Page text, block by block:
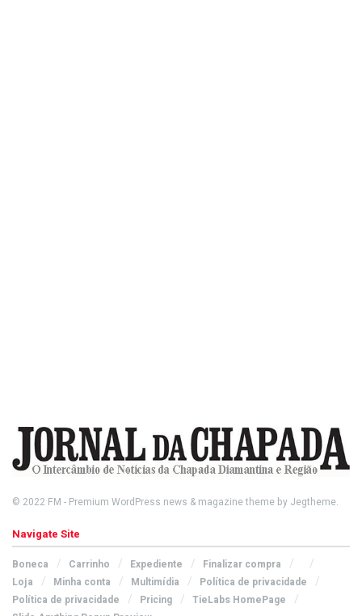
© 2022 FM - Premium WordPress news & magazine theme by Jegtheme.
Navigate Site
Boneca Carrinho Expediente
Finalizar compra
Loja
Minha conta Multimídia
Política de privacidade
Política de privacidade
Pricing
TieLabs HomePage